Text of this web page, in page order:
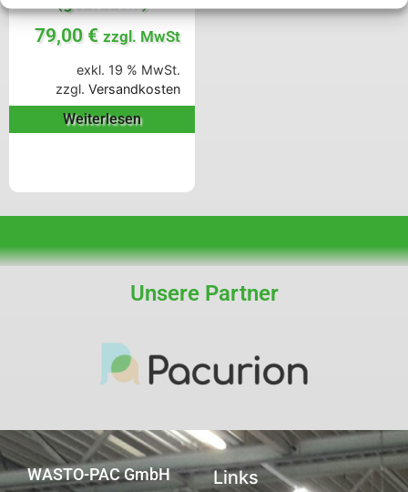
79,00 € zzgl. MwSt
exkl. 19 % MwSt.
zzgl. Versandkosten
Weiterlesen
Unsere Partner
WASTO-PAC GmbH Links